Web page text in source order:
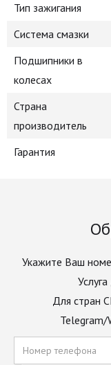
Тип зажигания
Система смазки
Подшипники в
колесах
Страна
производитель
Гарантия
Укажите Ваш
Для стран